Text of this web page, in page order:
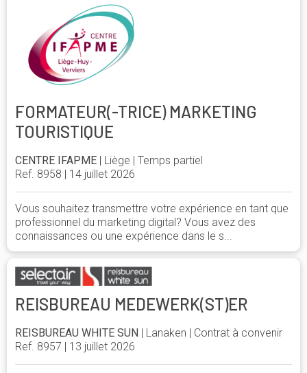
FORMATEUR(-TRICE) MARKETING
TOURISTIQUE
CENTRE IFAPME | Liège | Temps partiel
Ref. 8958 | 14 juillet 2026
Vous souhaitez transmettre votre expérience en tant que
professionnel du marketing digital? Vous avez des
connaissances ou une expérience dans le s...
REISBUREAU MEDEWERK(ST)ER
REISBUREAU WHITE SUN | Lanaken | Contrat à convenir
Ref. 8957 | 13 juillet 2026